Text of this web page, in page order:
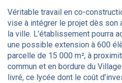
Véritable travail en co-
vise à intégrer le projet dès son
la ville. L’établissement pourra
une possible extension à 600
parcelle de 15 000 m², à
commun et en bordure du
livré, ce lycée dont le coût